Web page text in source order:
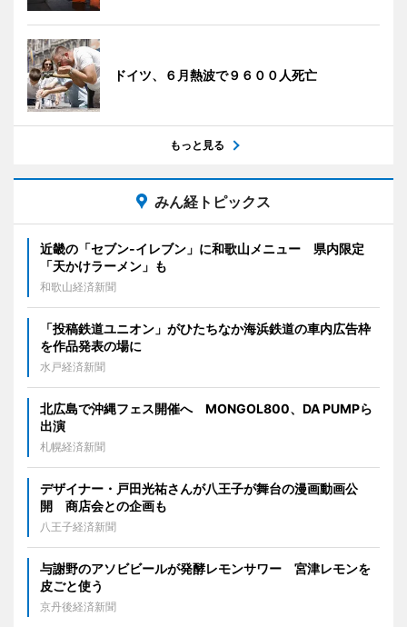
ドイツ、６月熱波で９６００人死亡
もっと見る
みん経トピックス
近畿の「セブン-イレブン」に和歌山メニュー 県内限定
「天かけラーメン」も
和歌山経済新聞
「投稿鉄道ユニオン」がひたちなか海浜鉄道の車内広告枠
を作品発表の場に
水戸経済新聞
北広島で沖縄フェス開催へ MONGOL800、DA PUMPら
出演
札幌経済新聞
デザイナー・戸田光祐さんが八王子が舞台の漫画動画公
開 商店会との企画も
八王子経済新聞
与謝野のアソビビールが発酵レモンサワー 宮津レモンを
皮ごと使う
京丹後経済新聞